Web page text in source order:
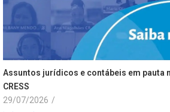
Assuntos jurídicos e contábeis em pauta
CRESS
29/07/2026 /